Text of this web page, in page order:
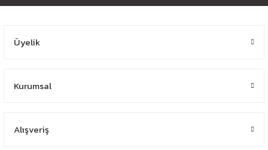
Üyelik
Kurumsal
Alışveriş